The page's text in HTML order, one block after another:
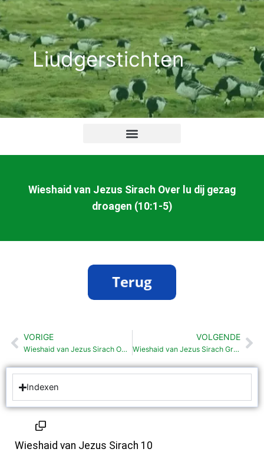
Ga
naar
de
inhoudLiudgerstichten
Wieshaid van Jezus Sirach Over lu dij gezag
droagen (10:1-5)
Vorige
VORIGE
Wieshaid van Jezus Sirach Omgang mit aander lu (9:10-18)
VOLGENDE
Wieshaid van Jezus Sirach Grootseghaid (10:6-18)
Indexen
Wieshaid van Jezus Sirach 10